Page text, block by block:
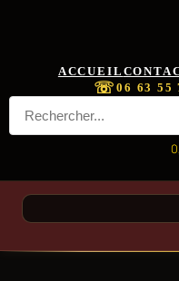
ACCUEIL
☏06 63 55